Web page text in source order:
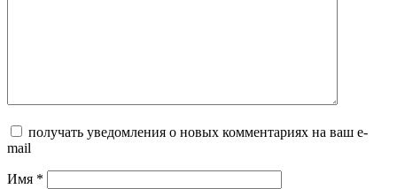
получать уведомления о новых комментариях на ваш e-
mail
Имя *